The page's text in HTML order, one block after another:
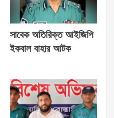
সাবেক অতিরিক্ত আইজিপি
ইকবাল বাহার আটক